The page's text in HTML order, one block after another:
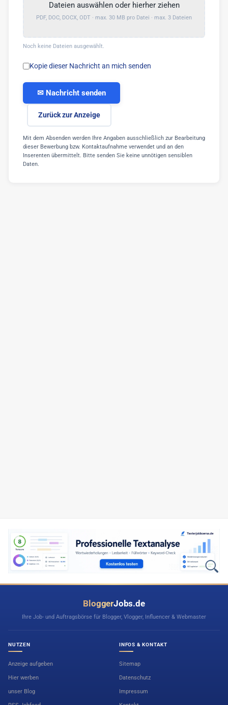
Dateien auswählen oder hierher ziehen
PDF, DOC, DOCX, ODT · max. 30 MB pro Datei · max. 3 Dateien
Noch keine Dateien ausgewählt.
Kopie dieser Nachricht an mich senden
✉ Nachricht senden
Zurück zur Anzeige
Mit dem Absenden werden Ihre Angaben ausschließlich zur Bearbeitung
dieser Bewerbung bzw. Kontaktaufnahme verwendet und an den
Inserenten übermittelt. Bitte senden Sie keine unnötigen sensiblen
Daten.
BloggerJobs.de
Ihre Job- und Auftragsbörse für Blogger, Vlogger, Influencer & Webmaster
NUTZEN
Anzeige aufgeben
Hier werben
unser Blog
INFOS & KONTAKT
Sitemap
Datenschutz
Impressum